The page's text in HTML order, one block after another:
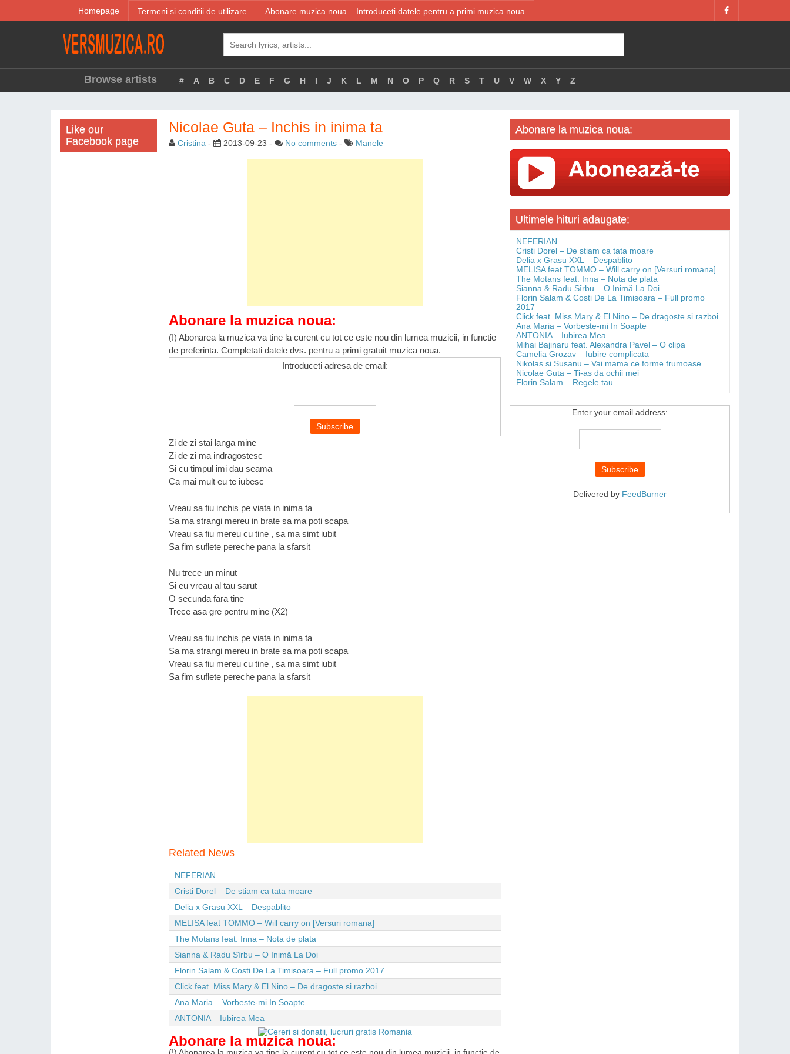
Homepage Termeni si conditii de utilizare Abonare muzica noua – Introduceti datele pentru a primi muzica noua
Browse artists # A B C D E F G H I J K L M N O P Q R S T U V W X Y Z
Like our
Facebook page
Nicolae Guta – Inchis in inima ta
Cristina - 2013-09-23 - No comments - Manele
Abonare la muzica noua:
(!) Abonarea la muzica va tine la curent cu tot ce este nou din lumea muzicii, in functie
de preferinta. Completati datele dvs. pentru a primi gratuit muzica noua.
Introduceti adresa de email:
Zi de zi stai langa mine
Zi de zi ma indragostesc
Si cu timpul imi dau seama
Ca mai mult eu te iubesc
Vreau sa fiu inchis pe viata in inima ta
Sa ma strangi mereu in brate sa ma poti scapa
Vreau sa fiu mereu cu tine , sa ma simt iubit
Sa fim suflete pereche pana la sfarsit
Nu trece un minut
Si eu vreau al tau sarut
O secunda fara tine
Trece asa gre pentru mine (X2)
Vreau sa fiu inchis pe viata in inima ta
Sa ma strangi mereu in brate sa ma poti scapa
Vreau sa fiu mereu cu tine , sa ma simt iubit
Sa fim suflete pereche pana la sfarsit
Related News
NEFERIAN
Cristi Dorel – De stiam ca tata moare
Delia x Grasu XXL – Despablito
MELISA feat TOMMO – Will carry on [Versuri romana]
The Motans feat. Inna – Nota de plata
Sianna & Radu Sîrbu – O Inimă La Doi
Florin Salam & Costi De La Timisoara – Full promo 2017
Click feat. Miss Mary & El Nino – De dragoste si razboi
Ana Maria – Vorbeste-mi In Soapte
ANTONIA – Iubirea Mea
Abonare la muzica noua:
Abonare la muzica noua:
Ultimele hituri adaugate:
NEFERIAN
Cristi Dorel – De stiam ca tata moare
Delia x Grasu XXL – Despablito
MELISA feat TOMMO – Will carry on [Versuri romana]
The Motans feat. Inna – Nota de plata
Sianna & Radu Sîrbu – O Inimă La Doi
Florin Salam & Costi De La Timisoara – Full promo
2017
Click feat. Miss Mary & El Nino – De dragoste si razboi
Ana Maria – Vorbeste-mi In Soapte
ANTONIA – Iubirea Mea
Mihai Bajinaru feat. Alexandra Pavel – O clipa
Camelia Grozav – Iubire complicata
Nikolas si Susanu – Vai mama ce forme frumoase
Nicolae Guta – Ti-as da ochii mei
Florin Salam – Regele tau
Enter your email address:
Delivered by FeedBurner